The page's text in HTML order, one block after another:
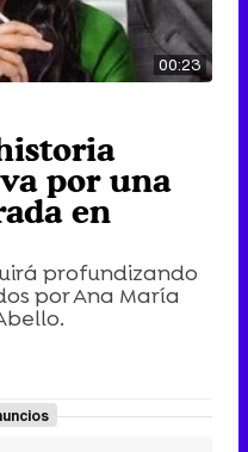
00:23
por una
en
profundizando
por Ana María